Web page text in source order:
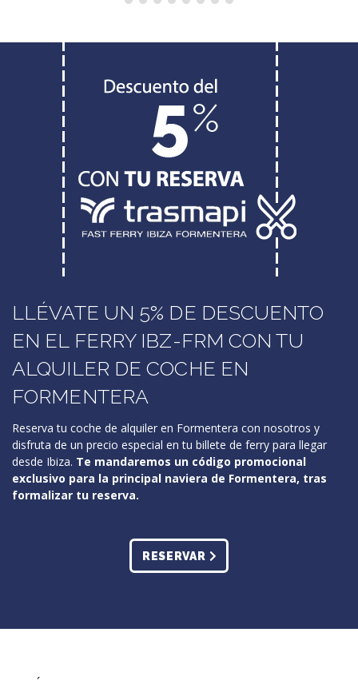
LLÉVATE UN 5% DE DESCUENTO
EN EL FERRY IBZ-FRM CON TU
ALQUILER DE COCHE EN
FORMENTERA
Reserva tu coche de alquiler en Formentera con nosotros y
disfruta de un precio especial en tu billete de ferry para llegar
desde Ibiza. Te mandaremos un código promocional
exclusivo para la principal naviera de Formentera, tras
formalizar tu reserva.
RESERVAR